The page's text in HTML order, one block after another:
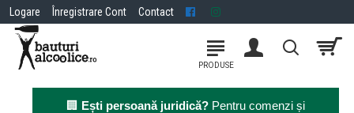
Logare Înregistrare Cont Contact
🏢 Ești persoană juridică? Pentru comenzi și